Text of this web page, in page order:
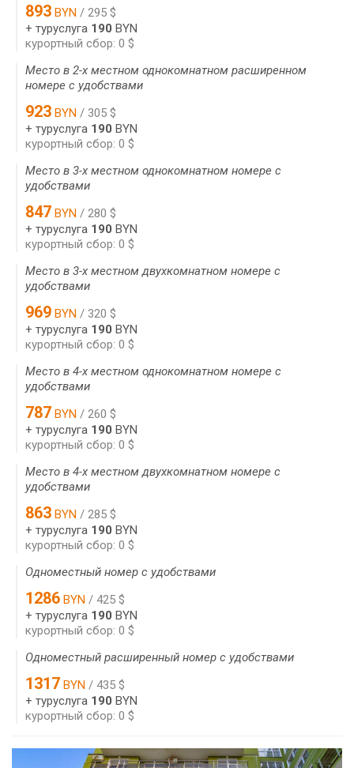
893 BYN / 295 $
+ туруслуга 190 BYN
курортный сбор: 0 $
Место в 2-х местном однокомнатном расширенном
номере с удобствами
923 BYN / 305 $
+ туруслуга 190 BYN
курортный сбор: 0 $
Место в 3-х местном однокомнатном номере с
удобствами
847 BYN / 280 $
+ туруслуга 190 BYN
курортный сбор: 0 $
Место в 3-х местном двухкомнатном номере с
удобствами
969 BYN / 320 $
+ туруслуга 190 BYN
курортный сбор: 0 $
Место в 4-х местном однокомнатном номере с
удобствами
787 BYN / 260 $
+ туруслуга 190 BYN
курортный сбор: 0 $
Место в 4-х местном двухкомнатном номере с
удобствами
863 BYN / 285 $
+ туруслуга 190 BYN
курортный сбор: 0 $
Одноместный номер с удобствами
1286 BYN / 425 $
+ туруслуга 190 BYN
курортный сбор: 0 $
Одноместный расширенный номер с удобствами
1317 BYN / 435 $
+ туруслуга 190 BYN
курортный сбор: 0 $